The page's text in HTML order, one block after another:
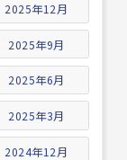
2025年12月
2025年9月
2025年6月
2025年3月
2024年12月